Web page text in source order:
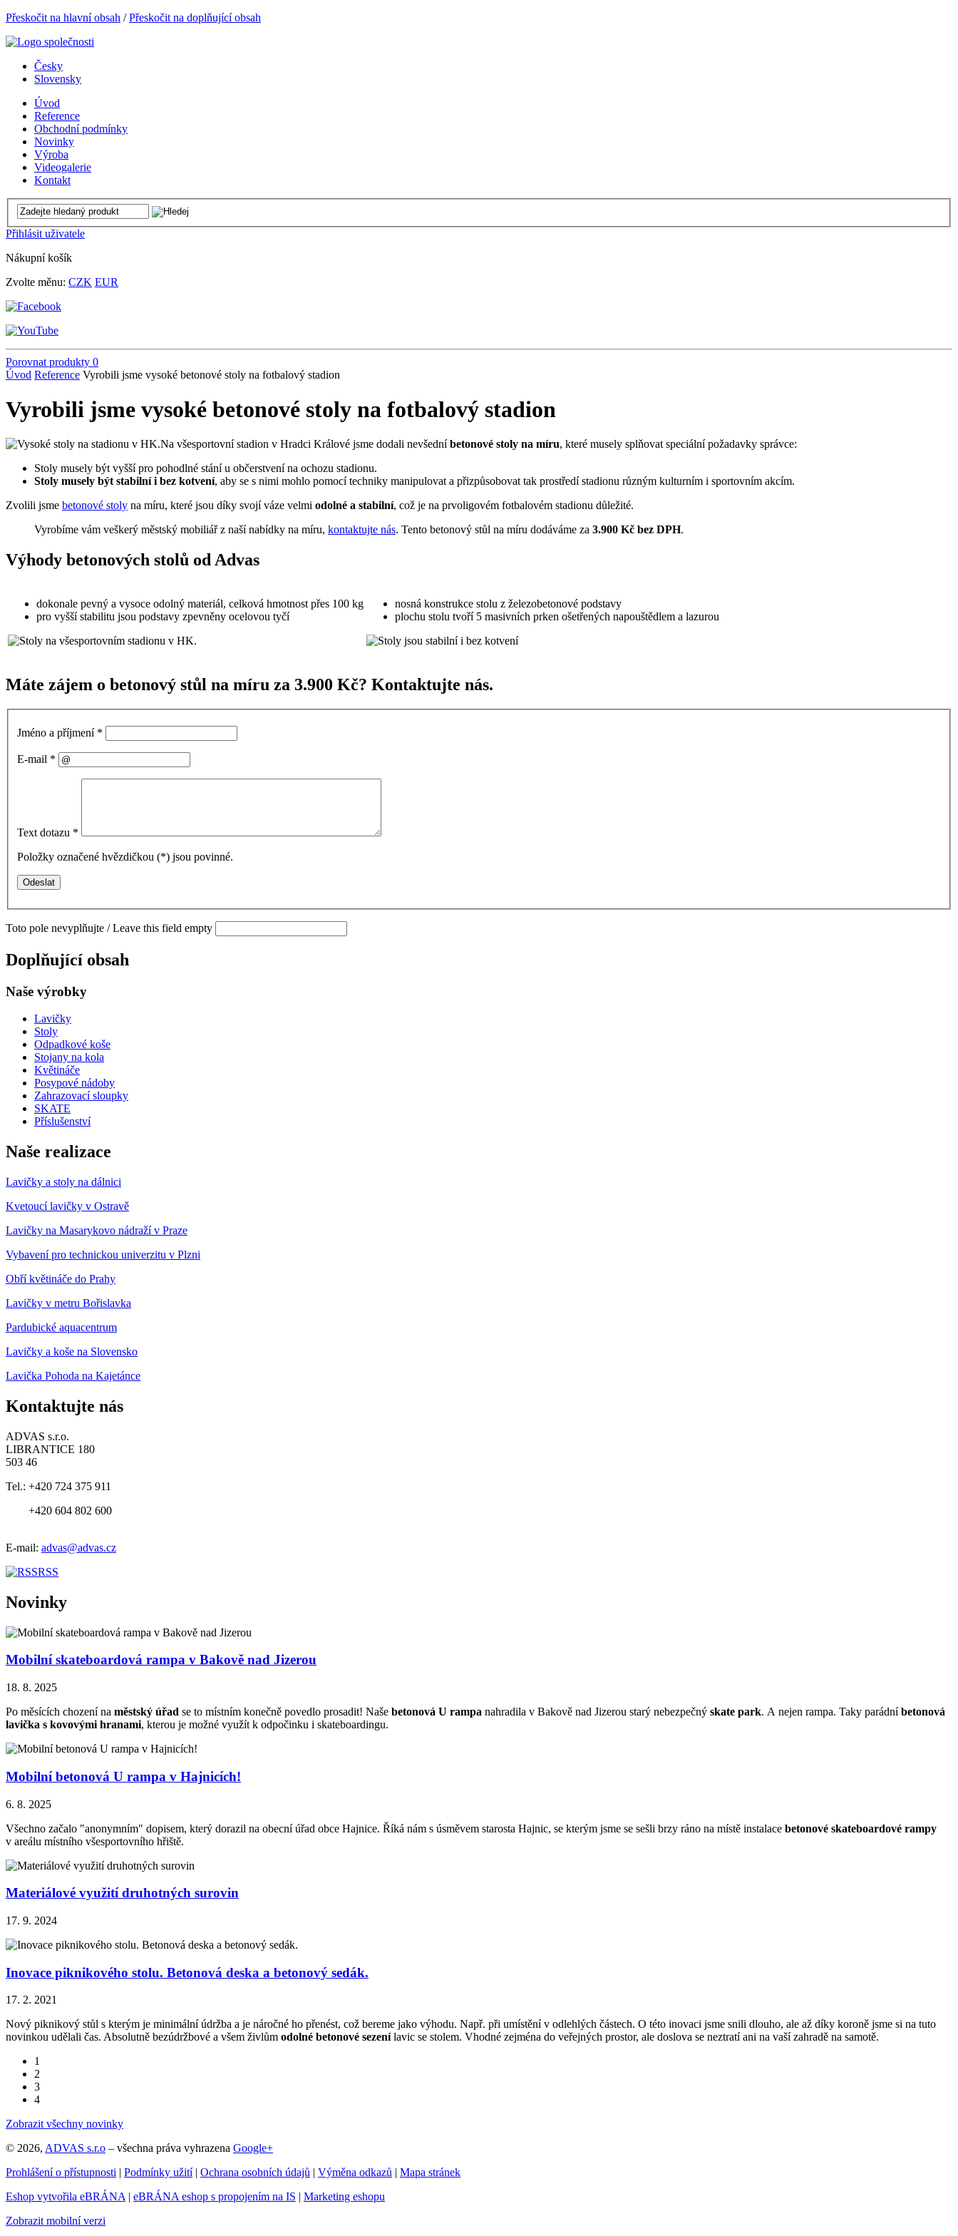
Přeskočit na hlavní obsah /Přeskočit na doplňující obsah
Česky
Slovensky
Úvod
Reference
Obchodní podmínky
Novinky
Výroba
Videogalerie
Kontakt
Přihlásit uživatele
Nákupní košík
Zvolte měnu: CZK EUR
Porovnat produkty 0
Úvod Reference Vyrobili jsme vysoké betonové stoly na fotbalový stadion
Vyrobili jsme vysoké betonové stoly na fotbalový stadion
Na všesportovní stadion v Hradci Králové jsme dodali nevšední betonové stoly na míru, které musely splňovat speciální požadavky správce:
Stoly musely být vyšší pro pohodlné stání u občerstvení na ochozu stadionu.
Stoly musely být stabilní i bez kotvení, aby se s nimi mohlo pomocí techniky manipulovat a přizpůsobovat tak prostředí stadionu různým kulturním i sportovním akcím.
Zvolili jsme betonové stoly na míru, které jsou díky svojí váze velmi odolné a stabilní, což je na prvoligovém fotbalovém stadionu důležité.
Vyrobíme vám veškerý městský mobiliář z naší nabídky na míru, kontaktujte nás. Tento betonový stůl na míru dodáváme za 3.900 Kč bez DPH.
Výhody betonových stolů od Advas
dokonale pevný a vysoce odolný materiál, celková hmotnost přes 100 kg
pro vyšší stabilitu jsou podstavy zpevněny ocelovou tyčí
nosná konstrukce stolu z železobetonové podstavy
plochu stolu tvoří 5 masivních prken ošetřených napouštědlem a lazurou
Máte zájem o betonový stůl na míru za 3.900 Kč? Kontaktujte nás.
Jméno a příjmení *
E-mail *
Text dotazu *
Položky označené hvězdičkou (*) jsou povinné.
Toto pole nevyplňujte / Leave this field empty
Doplňující obsah
Naše výrobky
Lavičky
Stoly
Odpadkové koše
Stojany na kola
Květináče
Posypové nádoby
Zahrazovací sloupky
SKATE
Příslušenství
Naše realizace
Lavičky a stoly na dálnici
Kvetoucí lavičky v Ostravě
Lavičky na Masarykovo nádraží v Praze
Vybavení pro technickou univerzitu v Plzni
Obří květináče do Prahy
Lavičky v metru Bořislavka
Pardubické aquacentrum
Lavičky a koše na Slovensko
Lavička Pohoda na Kajetánce
Kontaktujte nás
ADVAS s.r.o.
LIBRANTICE 180
503 46
Tel.: +420 724 375 911
+420 604 802 600
E-mail: advas@advas.cz
RSS
Novinky
Mobilní skateboardová rampa v Bakově nad Jizerou
18. 8. 2025
Po měsících chození na městský úřad se to místním konečně povedlo prosadit! Naše betonová U rampa nahradila v Bakově nad Jizerou starý nebezpečný skate park. A nejen rampa. Taky parádníbetonová
lavička s kovovými hranami, kterou je možné využít k odpočinku i skateboardingu.
Mobilní betonová U rampa v Hajnicích!
6. 8. 2025
Všechno začalo "anonymním" dopisem, který dorazil na obecní úřad obce Hajnice. Říká nám s úsměvem starosta Hajnic, se kterým jsme se sešli brzy ráno na místě instalace betonové skateboardové rampy
v areálu místního všesportovního hřiště.
Materiálové využití druhotných surovin
17. 9. 2024
Inovace piknikového stolu. Betonová deska a betonový sedák.
17. 2. 2021
Nový piknikový stůl s kterým je minimální údržba a je náročné ho přenést, což bereme jako výhodu. Např. při umístění v odlehlých částech. O této inovaci jsme snili dlouho, ale až díky koroně jsme si na tuto
novinkou udělali čas. Absolutně bezúdržbové a všem živlům odolné betonové sezenílavic se stolem. Vhodné zejména do veřejných prostor, ale doslova se neztratí ani na vaší zahradě na samotě.
1
2
3
4
Zobrazit všechny novinky
© 2026, ADVAS s.r.o – všechna práva vyhrazena Google+
Prohlášení o přístupnosti | Podmínky užití| Ochrana osobních údajů | Výměna odkazů | Mapa stránek
Eshop vytvořila eBRÁNA| eBRÁNA eshop s propojením na IS | Marketing eshopu
Zobrazit mobilní verzi